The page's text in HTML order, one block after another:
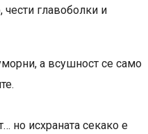
чести главоболки и
а всушност се само
но исхраната секако е